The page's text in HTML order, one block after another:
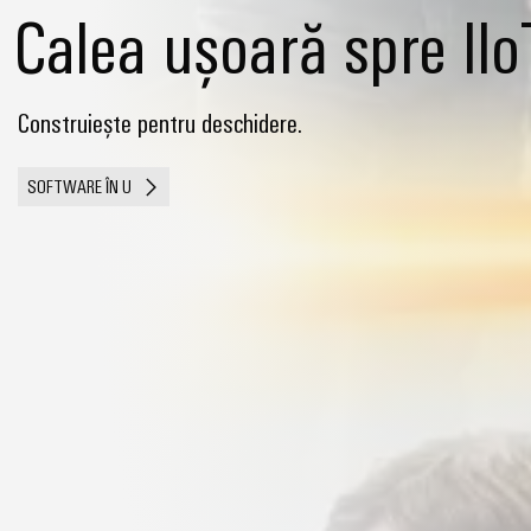
Calea ușoară spre
Construiește pentru deschidere.
SOFTWARE ÎN U